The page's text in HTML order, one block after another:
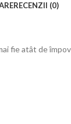
RECENZII (0)
fie atât de